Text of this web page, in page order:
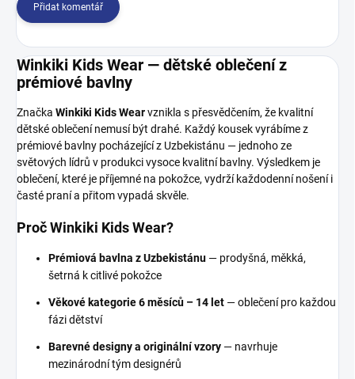
Přidat komentář
Winkiki Kids Wear — dětské oblečení z
prémiové bavlny
Značka Winkiki Kids Wearvznikla s přesvědčením, že kvalitní
dětské oblečení nemusí být drahé. Každý kousek vyrábíme z
prémiové bavlny pocházející z Uzbekistánu — jednoho ze
světových lídrů v produkci vysoce kvalitní bavlny. Výsledkem je
oblečení, které je příjemné na pokožce, vydrží každodenní nošení i
časté praní a přitom vypadá skvěle.
Proč Winkiki Kids Wear?
Prémiová bavlna z Uzbekistánu — prodyšná, měkká,
šetrná k citlivé pokožce
Věkové kategorie 6 měsíců – 14 let — oblečení pro každou
fázi dětství
Barevné designy a originální vzory — navrhuje
mezinárodní tým designérů